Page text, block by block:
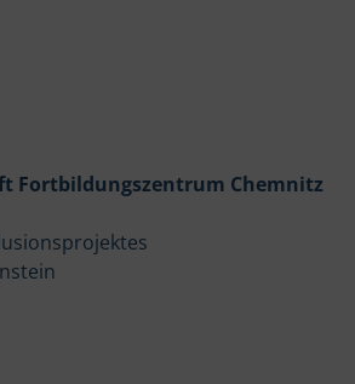
Fortbildungszentrum Chemnitz